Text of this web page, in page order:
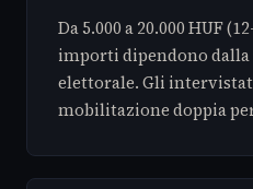
Da 5.000 a 20.000 HUF
importi dipendono dalla
elettorale. Gli
mobilitazione doppia